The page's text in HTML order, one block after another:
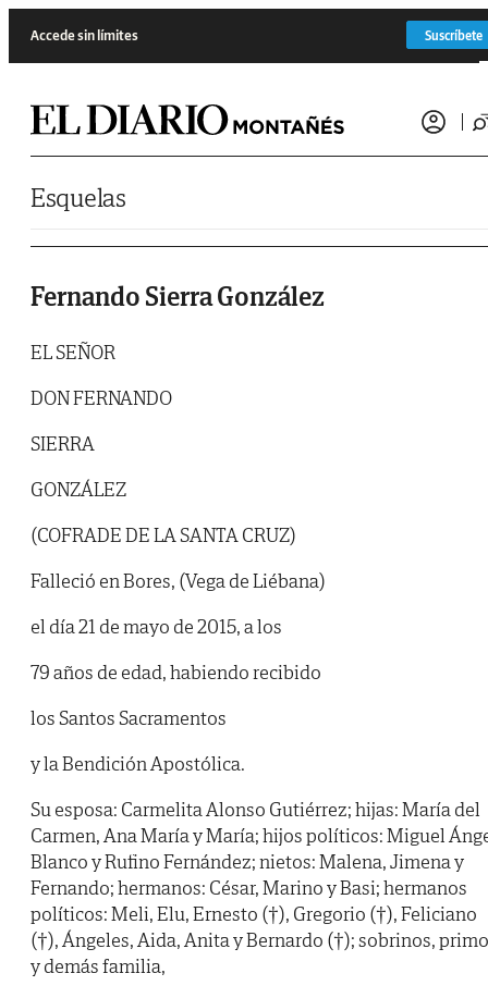
Accede sin límites Suscríbete
Esquelas
Fernando Sierra González
EL SEÑOR
DON FERNANDO
SIERRA
GONZÁLEZ
(COFRADE DE LA SANTA CRUZ)
Falleció en Bores, (Vega de Liébana)
el día 21 de mayo de 2015, a los
79 años de edad, habiendo recibido
los Santos Sacramentos
y la Bendición Apostólica.
Su esposa: Carmelita Alonso Gutiérrez; hijas: María del
Carmen, Ana María y María; hijos políticos: Miguel
Blanco y Rufino Fernández; nietos: Malena, Jimena y
Fernando; hermanos: César, Marino y Basi; hermanos
políticos: Meli, Elu, Ernesto (†), Gregorio (†), Feliciano
(†), Ángeles, Aida, Anita y Bernardo (†); sobrinos,
y demás familia,